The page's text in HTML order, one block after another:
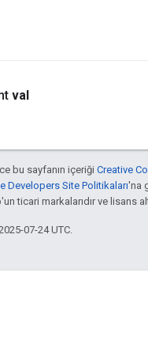
val
bu sayfanın içeriği Creative
Developers Site Politikaları'na
ticari markalarıdır ve lisans
07-24 UTC.